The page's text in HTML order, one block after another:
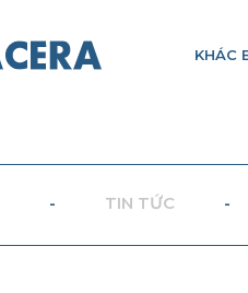
KHÁC
- TIN TỨC -